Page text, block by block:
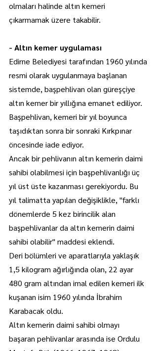
olmaları halinde altın kemeri
çıkarmamak üzere takabilir.
- Altın kemer uygulaması
Edirne Belediyesi tarafından 1960 yılında
resmi olarak uygulanmaya başlanan
sistemde, başpehlivan olan güreşçiye
altın kemer bir yıllığına emanet ediliyor.
Başpehlivan, kemeri bir yıl boyunca
taşıdıktan sonra bir sonraki Kırkpınar
öncesinde iade ediyor.
Ancak bir pehlivanın altın kemerin daimi
sahibi olabilmesi için başpehlivanlığı üç
yıl üst üste kazanması gerekiyordu. Bu
yıl talimatta yapılan değişiklikle, "farklı
dönemlerde 5 kez birincilik alan
başpehlivanlar da altın kemerin daimi
sahibi olabilir" maddesi eklendi.
Deri bölümleri ve aparatlarıyla yaklaşık
1,5 kilogram ağırlığında olan, 22 ayar
480 gram altından imal edilen kemeri ilk
kuşanan isim 1960 yılında İbrahim
Karabacak oldu.
Altın kemerin daimi sahibi olmayı
başaran pehlivanlar arasında ise Ordulu